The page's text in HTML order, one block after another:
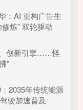
：AI 重构广告生
炼” 双轮驱动
创新引擎……怪
”
2035年传统能源
驶加速普及​